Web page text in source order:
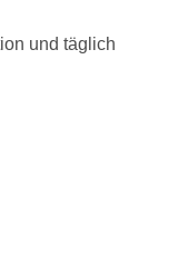
und täglich